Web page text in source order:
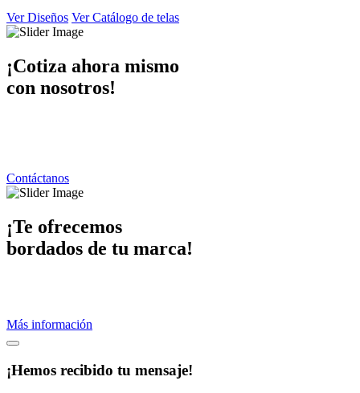
Ver Diseños Ver Catálogo de telas
¡Cotiza ahora mismo
con nosotros!
Contáctanos
¡Te ofrecemos
bordados de tu marca!
Más información
¡Hemos recibido tu mensaje!